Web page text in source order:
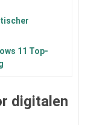
11 Top-
digitalen